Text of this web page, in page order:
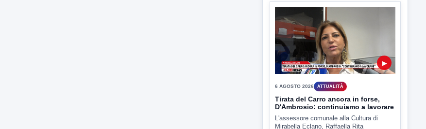
Tirata del Carro ancora in forse,
D'Ambrosio: continuiamo a lavorare
L'assessore comunale alla Cultura di
Mirabella Eclano, Raffaella Rita
D'Ambrosio,...